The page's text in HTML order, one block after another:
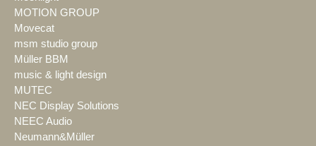
MOTION GROUP
Movecat
msm studio group
Müller BBM
music & light design
MUTEC
NEC Display Solutions
NEEC Audio
Neumann&Müller